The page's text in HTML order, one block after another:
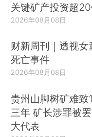
关键矿产投资超
2026年08月08日
财新周刊｜透视
死亡事件
2026年08月08日
贵州山脚树矿难致
三年 矿长涉罪被
大代表